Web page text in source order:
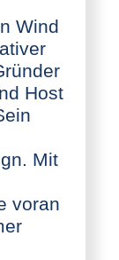
Wind
Host
Mit
voran